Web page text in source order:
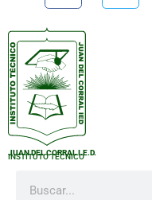
INSTITUTO TÉCNICO
JUAN DEL CORRAL I.E.D.